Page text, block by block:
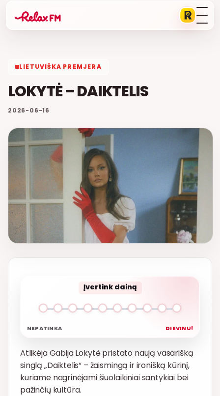
LIETUVIŠKA PREMJERA
LOKYTĖ – DAIKTELIS
2026-06-16
Įvertink dainą
NEPATINKA DIEVINU!
Atlikėja Gabija Lokytė pristato naują vasarišką
singlą „Daiktelis“ – žaismingą ir ironišką kūrinį,
kuriame nagrinėjami šiuolaikiniai santykiai bei
pažinčių kultūra.